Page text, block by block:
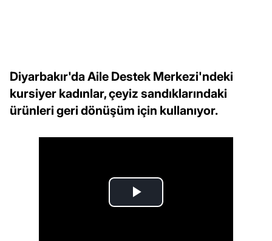
Diyarbakır'da Aile Destek Merkezi'ndeki
kursiyer kadınlar, çeyiz sandıklarındaki
ürünleri geri dönüşüm için kullanıyor.